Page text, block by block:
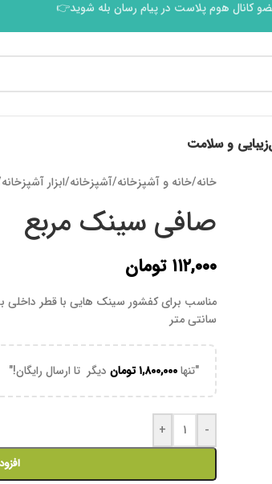
کانال هوم پلاست در پیام رسان بله شوید👉
زیبایی و سلامت
خانه/خانه و آشپزخانه/آشپزخانه/ابزار آشپزخانه
صافی سینک مربع
۱۱۲,۰۰۰ تومان
سانتی متر
"تنها۱,۸۰۰,۰۰۰توماندیگر تا ارسال رایگان!"
-
+